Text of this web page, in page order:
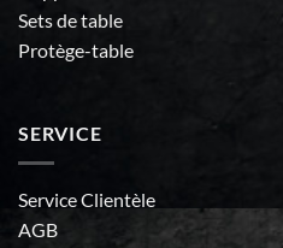
Sets de table
Protège-table
SERVICE
Service Clientèle
AGB